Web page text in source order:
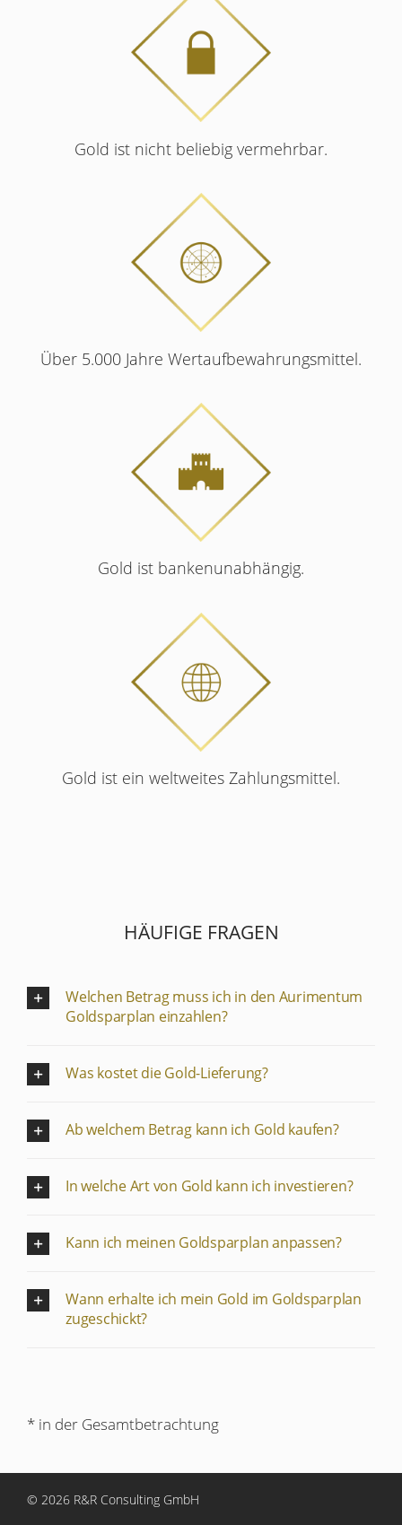
Gold ist nicht beliebig vermehrbar.
Über 5.000 Jahre Wertaufbewahrungsmittel.
Gold ist bankenunabhängig.
Gold ist ein weltweites Zahlungsmittel.
HÄUFIGE FRAGEN
Welchen Betrag muss ich in den Aurimentum
Goldsparplan einzahlen?
Was kostet die Gold-Lieferung?
Ab welchem Betrag kann ich Gold kaufen?
In welche Art von Gold kann ich investieren?
Kann ich meinen Goldsparplan anpassen?
Wann erhalte ich mein Gold im Goldsparplan
zugeschickt?
* in der Gesamtbetrachtung
© 2026 R&R Consulting GmbH